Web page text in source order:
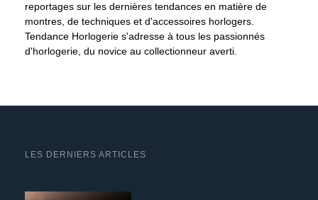
reportages sur les dernières tendances en matière de
montres, de techniques et d'accessoires horlogers.
Tendance Horlogerie s'adresse à tous les passionnés
d'horlogerie, du novice au collectionneur averti.
LES DERNIERS ARTICLES